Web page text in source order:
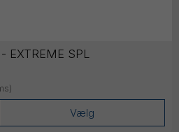
EXTREME SPL
Vælg